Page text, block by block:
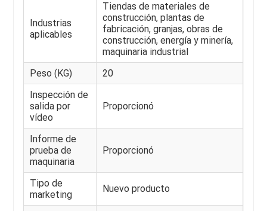
Industrias
aplicables
Tiendas de materiales de
construcción, plantas de
fabricación, granjas, obras de
construcción, energía y minería,
maquinaria industrial
Peso (KG)
20
Inspección de
salida por
vídeo
Proporcionó
Informe de
prueba de
maquinaria
Proporcionó
Tipo de
marketing
Nuevo producto